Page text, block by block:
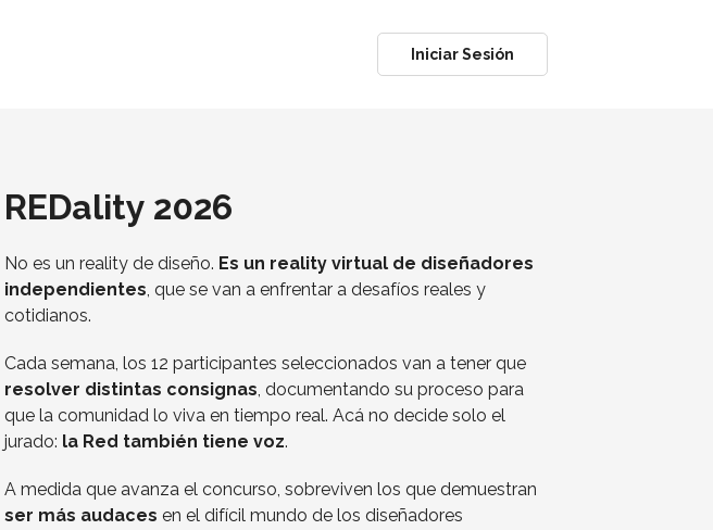
Iniciar Sesión
REDality 2026
No es un reality de diseño. Es un reality virtual de diseñadores
independientes, que se van a enfrentar a desafíos reales y
cotidianos.
Cada semana, los 12 participantes seleccionados van a tener que
resolver distintas consignas, documentando su proceso para
que la comunidad lo viva en tiempo real. Acá no decide solo el
jurado: la Red también tiene voz.
A medida que avanza el concurso, sobreviven los que demuestran
ser más audaces en el difícil mundo de los diseñadores